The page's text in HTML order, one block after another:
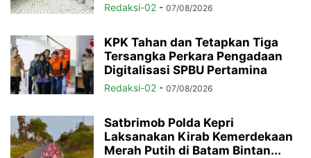
Redaksi-02 - 07/08/2026
KPK Tahan dan Tetapkan Tiga
Tersangka Perkara Pengadaan
Digitalisasi SPBU Pertamina
Redaksi-02 - 07/08/2026
Satbrimob Polda Kepri
Laksanakan Kirab Kemerdekaan
Merah Putih di Batam Bintan...